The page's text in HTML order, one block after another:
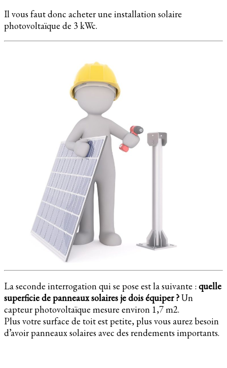
Il vous faut donc acheter une installation solaire
photovoltaïque de 3 kWc.
La seconde interrogation qui se pose est la suivante : quelle
superficie de panneaux solaires je dois équiper ?Un
capteur photovoltaïque mesure environ 1,7 m2.
Plus votre surface de toit est petite, plus vous aurez besoin
d’avoir panneaux solaires avec des rendements importants.